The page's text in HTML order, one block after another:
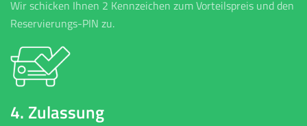
Wir schicken Ihnen 2 Kennzeichen zum Vorteilspreis und den
Reservierungs-PIN zu.
4. Zulassung